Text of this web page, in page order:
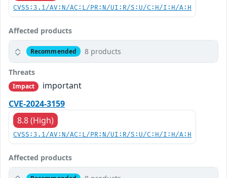
CVSS:3.1/AV:N/AC:L/PR:N/UI:R/S:U/C:H/I:H/A:H
Affected products
Recommended 8 products
Threats
Impact
important
CVE-2024-3159
8.8 (High)
CVSS:3.1/AV:N/AC:L/PR:N/UI:R/S:U/C:H/I:H/A:H
Affected products